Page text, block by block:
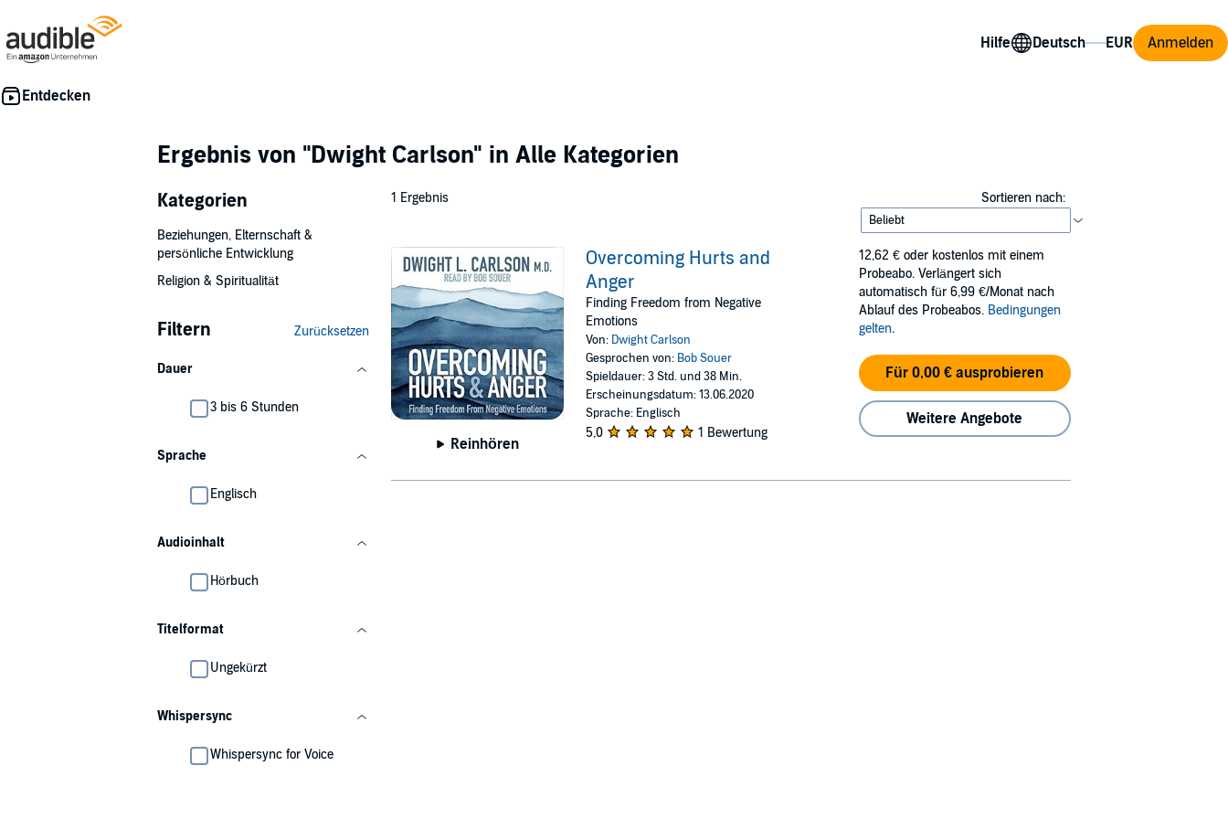
Hilfe Anmelden
Ergebnis von "Dwight Carlson" in Alle Kategorien
Kategorien
Beziehungen, Elternschaft &
persönliche Entwicklung
Religion & Spiritualität
Filtern Zurücksetzen
Dauer
3 bis 6 Stunden
Sprache
Englisch
Audioinhalt
Hörbuch
Titelformat
Ungekürzt
Whispersync
Whispersync for Voice
1 Ergebnis Sortieren nach:
Reinhören
Overcoming Hurts and
Anger
Finding Freedom from Negative
Emotions
Von: Dwight Carlson
Gesprochen von: Bob Souer
Spieldauer: 3 Std. und 38 Min.
Erscheinungsdatum: 13.06.2020
Sprache: Englisch
5,0 1 Bewertung
12,62 € oder kostenlos mit einem
Probeabo. Verlängert sich
automatisch für 6,99 €/Monat nach
Ablauf des Probeabos. Bedingungen
gelten.
Für 0,00 € ausprobieren
Weitere Angebote